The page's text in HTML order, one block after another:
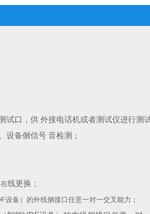
口，供 外接电话机或者测试仪进行测试
设备侧信号 音检测；
线更换；
备）的外线侧接口任意一对一交叉能力；